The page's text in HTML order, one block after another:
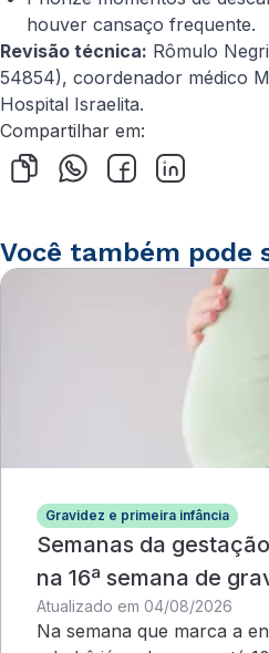
houver cansaço frequente.
Revisão técnica: Rômulo
54854), coordenador médico
Hospital Israelita.
Compartilhar em:
Você também pode
Gravidez e primeira infância
Semanas da
na 16ª semana de
Atualizado em 04/08/2026
Na semana que marca a